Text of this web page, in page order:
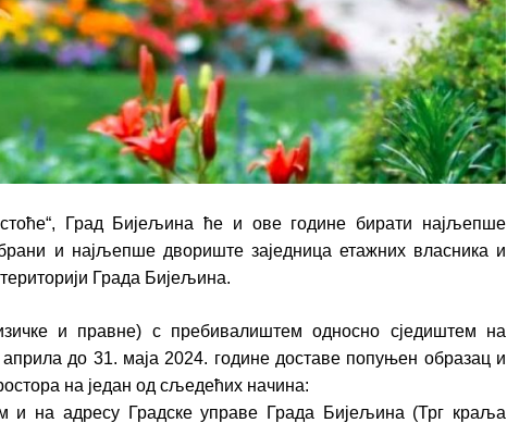
Град Бијељина ће и ове године бирати најљепше
и најљепше двориште заједница етажних власника и
Града Бијељина.
и правне) с пребивалиштем односно сједиштем на
до 31. маја 2024. године доставе попуњен образац и
на један од сљедећих начина:
на адресу Градске управе Града Бијељина (Трг краља